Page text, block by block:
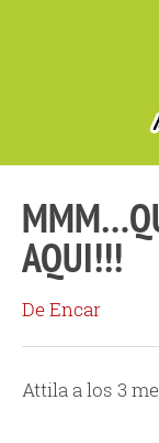
AQUI!!!
De Encar
Attila a los 3